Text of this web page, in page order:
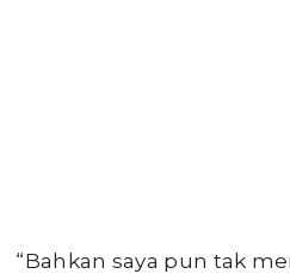
“Bahkan saya pun tak